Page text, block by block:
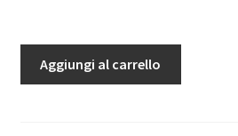
Aggiungi al carrello